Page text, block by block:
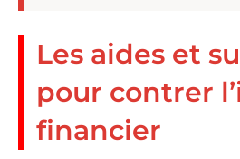
Les aides et
pour contrer
financier